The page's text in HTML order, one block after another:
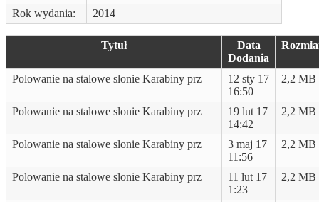
Rok wydania:
2014
Tytuł
Data
Dodania
Polowanie na stalowe slonie Karabiny prz
12 sty 17
16:50
2,2 MB
Polowanie na stalowe slonie Karabiny prz
19 lut 17
14:42
2,2 MB
Polowanie na stalowe slonie Karabiny prz
3 maj 17
11:56
2,2 MB
Polowanie na stalowe slonie Karabiny prz
11 lut 17
1:23
2,2 MB